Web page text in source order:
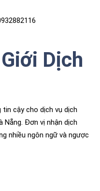
Dịch
cậy cho dịch vụ dịch
Đơn vị nhận dịch
nhiều ngôn ngữ và ngược